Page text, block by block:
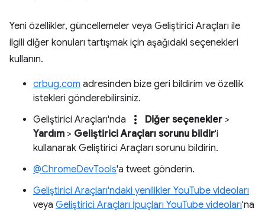
Yeni özellikler, güncellemeler veya Geliştirici Araçları ile
ilgili diğer konuları tartışmak için aşağıdaki seçenekleri
kullanın.
crbug.com adresinden bize geri bildirim ve özellik
istekleri gönderebilirsiniz.
Geliştirici Araçları'nda
more_vert Diğer seçenekler >
Yardım > Geliştirici Araçları sorunu bildir'i
kullanarak Geliştirici Araçları sorunu bildirin.
@ChromeDevTools'a tweet gönderin.
Geliştirici Araçları'ndaki yenilikler YouTube videoları
veya Geliştirici Araçları İpuçları YouTube videoları'na